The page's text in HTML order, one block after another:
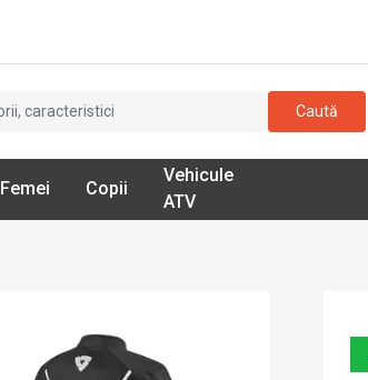
Caută
Femei Copii
Vehicule
ATV